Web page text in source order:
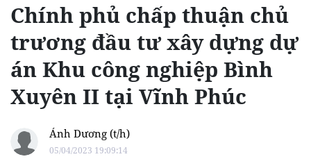
Chính phủ chấp thuận chủ
trương đầu tư xây dựng dự
án Khu công nghiệp Bình
Xuyên II tại Vĩnh Phúc
Ánh Dương (t/h)
05/04/2023 19:09:14